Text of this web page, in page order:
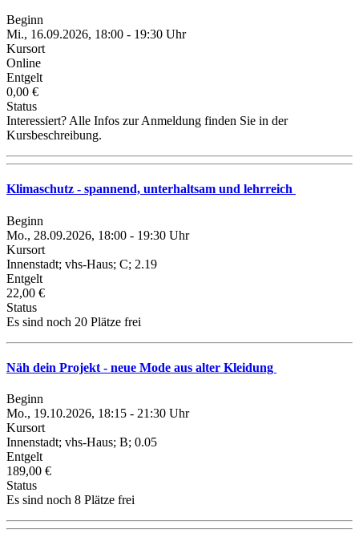
Beginn
Mi., 16.09.2026, 18:00 - 19:30 Uhr
Kursort
Online
Entgelt
0,00 €
Status
Interessiert? Alle Infos zur Anmeldung finden Sie in der
Kursbeschreibung.
Klimaschutz - spannend, unterhaltsam und lehrreich
Beginn
Mo., 28.09.2026, 18:00 - 19:30 Uhr
Kursort
Innenstadt; vhs-Haus; C; 2.19
Entgelt
22,00 €
Status
Es sind noch 20 Plätze frei
Näh dein Projekt - neue Mode aus alter Kleidung
Beginn
Mo., 19.10.2026, 18:15 - 21:30 Uhr
Kursort
Innenstadt; vhs-Haus; B; 0.05
Entgelt
189,00 €
Status
Es sind noch 8 Plätze frei